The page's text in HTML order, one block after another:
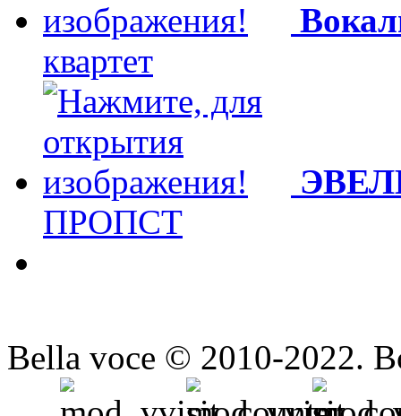
квартет
ПРОПСТ
Bella voce © 2010-2022.